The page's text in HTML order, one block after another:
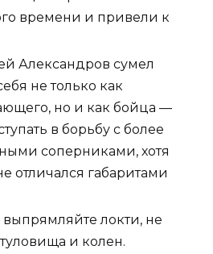
времени и привели к
Александров сумел
не только как
но и как бойца —
в борьбу с более
соперниками, хотя
отличался габаритами
локти, не
и колен.